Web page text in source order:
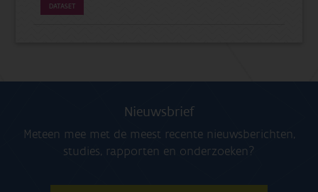
DATASET
Nieuwsbrief
Meteen mee met de meest recente nieuwsberichten,
studies, rapporten en onderzoeken?